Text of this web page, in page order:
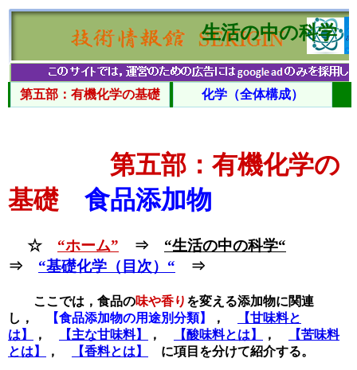
生活の中の科学
第五部：有機化学の基礎 化学（全体構成）
第五部：有機化学の
基礎 食品添加物
☆ “ホーム” ⇒ “生活の中の科学“
⇒ “基礎化学（目次）“ ⇒
ここでは，食品の味や香り を変える添加物に関連
し，
【食品添加物の用途別分類】 ，
【甘味料と
は】
， 【主な甘味料】 ， 【酸味料とは】 ，
【苦味料
とは】
， 【香料とは】 に項目を分けて紹介する。